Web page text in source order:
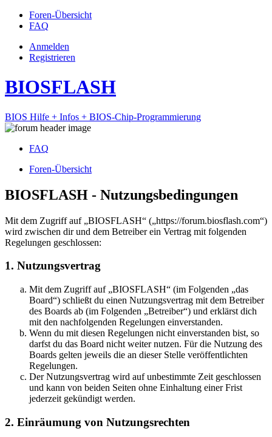
Foren-Übersicht
FAQ
Anmelden
Registrieren
BIOSFLASH
BIOS Hilfe + Infos + BIOS-Chip-Programmierung
FAQ
Foren-Übersicht
BIOSFLASH - Nutzungsbedingungen
Mit dem Zugriff auf „BIOSFLASH“ („https://forum.biosflash.com“)
wird zwischen dir und dem Betreiber ein Vertrag mit folgenden
Regelungen geschlossen:
1. Nutzungsvertrag
Mit dem Zugriff auf „BIOSFLASH“ (im Folgenden „das
Board“) schließt du einen Nutzungsvertrag mit dem Betreiber
des Boards ab (im Folgenden „Betreiber“) und erklärst dich
mit den nachfolgenden Regelungen einverstanden.
Wenn du mit diesen Regelungen nicht einverstanden bist, so
darfst du das Board nicht weiter nutzen. Für die Nutzung des
Boards gelten jeweils die an dieser Stelle veröffentlichten
Regelungen.
Der Nutzungsvertrag wird auf unbestimmte Zeit geschlossen
und kann von beiden Seiten ohne Einhaltung einer Frist
jederzeit gekündigt werden.
2. Einräumung von Nutzungsrechten